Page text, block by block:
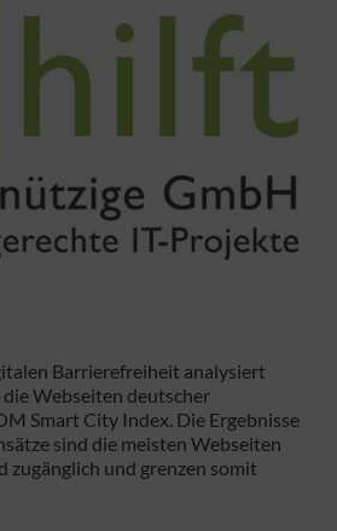
Barrierefreiheit analysiert
Webseiten deutscher
Smart City Index. Die Ergebnisse
sind die meisten Webseiten
zugänglich und grenzen somit